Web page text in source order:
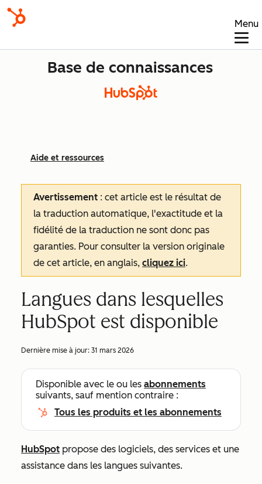
Menu
Base de connaissances
Aide et ressources
Avertissement : cet article est le résultat de
la traduction automatique, l'exactitude et la
fidélité de la traduction ne sont donc pas
garanties. Pour consulter la version originale
de cet article, en anglais, cliquez ici.
Langues dans lesquelles
HubSpot est disponible
Dernière mise à jour: 31 mars 2026
Disponible avec le ou les abonnements
suivants, sauf mention contraire :
Tous les produits et les abonnements
HubSpot propose des logiciels, des services et une
assistance dans les langues suivantes.